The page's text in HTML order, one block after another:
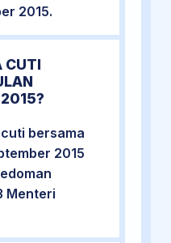
2015.
CUTI
bersama
2015
Menteri